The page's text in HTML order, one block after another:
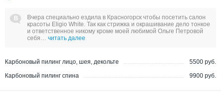
Вчера специально ездила в Красногорск чтобы посетить салон
красоты Eligio White. Так как стрижка и окрашивание дело тонкое
и ответственное никому кроме моей любимой Ольге Петровой
себя… читать далее
Карбоновый пилинг лицо, шея, декольте
5500 руб.
Карбоновый пилинг спина
9900 руб.